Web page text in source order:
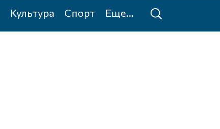
Культура Спорт Еще...